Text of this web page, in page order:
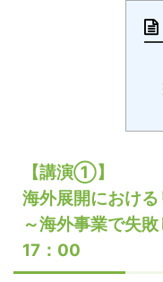
【講演①】
海外展開におけ
～海外事業で失
17：00